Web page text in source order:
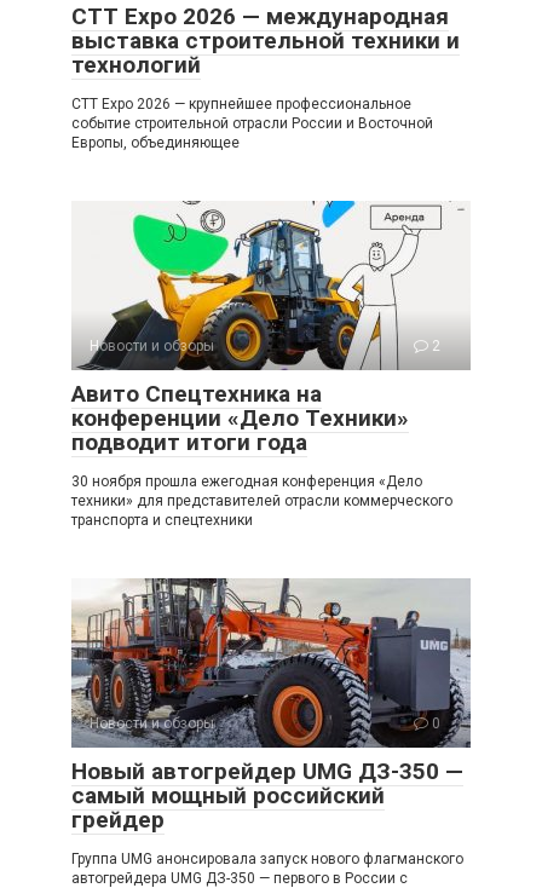
CTT Expo 2026 — международная
выставка строительной техники и
технологий
CTT Expo 2026 — крупнейшее профессиональное
событие строительной отрасли России и Восточной
Европы, объединяющее
Новости и обзоры 2
Авито Спецтехника на
конференции «Дело Техники»
подводит итоги года
30 ноября прошла ежегодная конференция «Дело
техники» для представителей отрасли коммерческого
транспорта и спецтехники
Новости и обзоры 0
Новый автогрейдер UMG ДЗ-350 —
самый мощный российский
грейдер
Группа UMG анонсировала запуск нового флагманского
автогрейдера UMG ДЗ-350 — первого в России с